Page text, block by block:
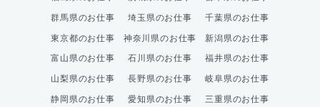
群馬県のお仕事 埼玉県のお仕事 千葉県のお仕事
東京都のお仕事 神奈川県のお仕事 新潟県のお仕事
富山県のお仕事 石川県のお仕事 福井県のお仕事
山梨県のお仕事 長野県のお仕事 岐阜県のお仕事
静岡県のお仕事 愛知県のお仕事 三重県のお仕事